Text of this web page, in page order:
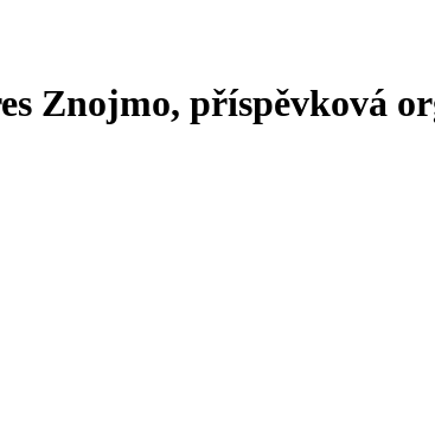
Znojmo, příspěvková